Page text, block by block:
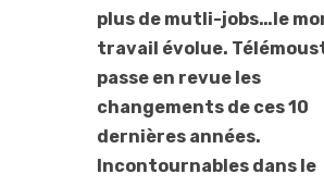
plus de mutli-jobs…le
travail évolue.
passe en revue les
changements de ces 10
dernières années.
Incontournables dans le